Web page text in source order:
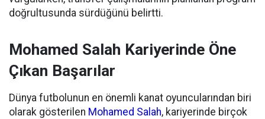
doğrultusunda sürdüğünü belirtti.
Mohamed Salah Kariyerinde Öne
Çıkan Başarılar
Dünya futbolunun en önemli kanat oyuncularından biri
olarak gösterilen Mohamed Salah, kariyerinde birçok